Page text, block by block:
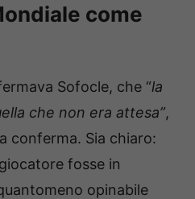
come
Sofocle, che “la
che non era attesa”,
conferma. Sia chiaro:
fosse in
opinabile